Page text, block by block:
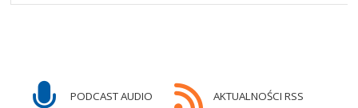
PODCAST AUDIO AKTUALNOŚCI RSS